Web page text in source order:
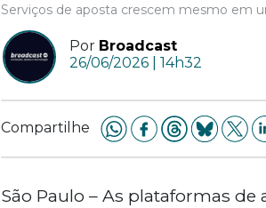
Serviços de aposta crescem mesmo em
Por Broadcast
26/06/2026 | 14h32
Compartilhe
São Paulo – As plataformas